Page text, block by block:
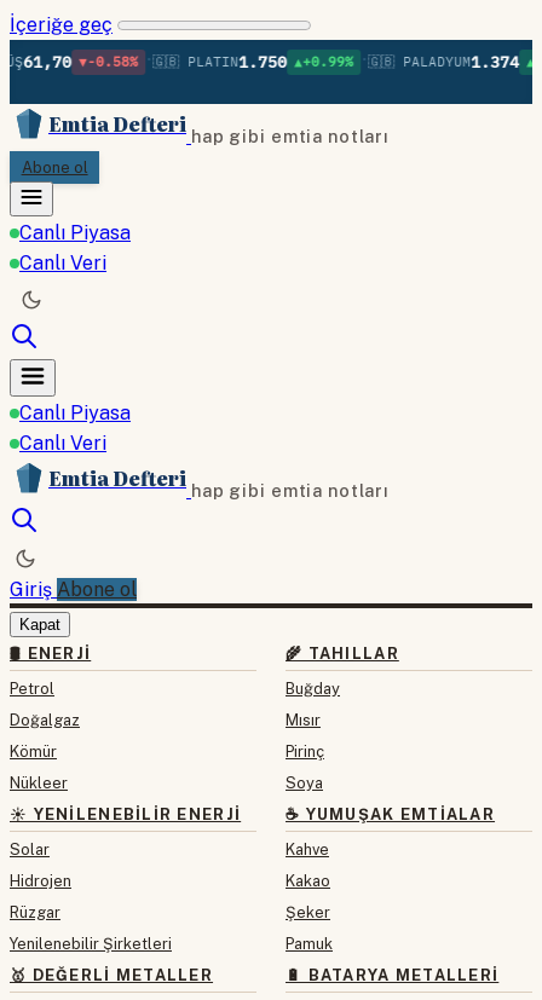
İçeriğe geç
▼-0.58% •🇬🇧 PLATIN 1.750 ▲+0.99% •🇬🇧 PALADYUM1.374 ▲+0.86%
Emtia Defteri hap gibi emtia notları
Abone ol
Canlı Piyasa
Canlı Veri
Canlı Piyasa
Canlı Veri
Emtia Defteri hap gibi emtia notları
Giriş Abone ol
Kapat
🛢 ENERJI
Petrol
Doğalgaz
Kömür
Nükleer
☀️ YENILENEBILIR ENERJI
Solar
Hidrojen
Rüzgar
Yenilenebilir Şirketleri
🥇 DEĞERLI METALLER
🌾 TAHILLAR
Buğday
Mısır
Pirinç
Soya
☕ YUMUŞAK EMTIALAR
Kahve
Kakao
Şeker
Pamuk
🔋 BATARYA METALLERI